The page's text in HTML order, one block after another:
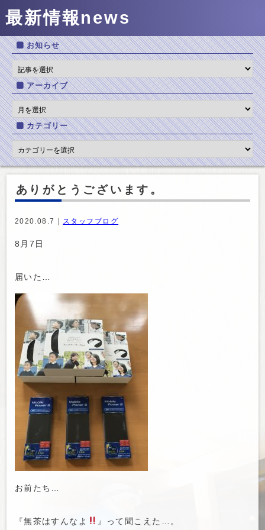
最新情報news
お知らせ
アーカイブ
カテゴリー
ありがとうございます。
2020.08.7｜ スタッフブログ
8月7日
届いた…
お前たち…
『無茶はすんなよ 』って聞こえた…。